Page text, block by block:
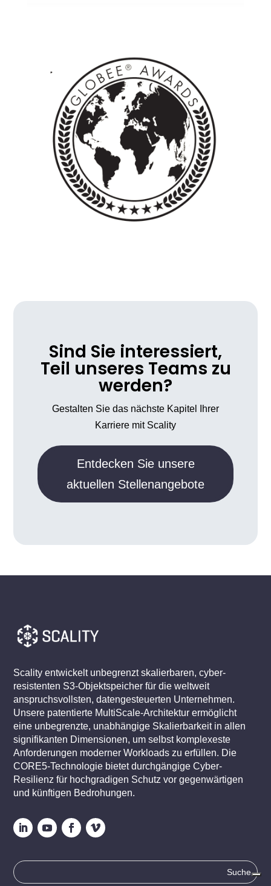
Sind Sie interessiert,
Teil unseres Teams zu
werden?
Gestalten Sie das nächste Kapitel Ihrer
Karriere mit Scality
Entdecken Sie unsere
aktuellen Stellenangebote
Scality entwickelt unbegrenzt skalierbaren, cyber-
resistenten S3-Objektspeicher für die weltweit
anspruchsvollsten, datengesteuerten Unternehmen.
Unsere patentierte MultiScale-Architektur ermöglicht
eine unbegrenzte, unabhängige Skalierbarkeit in allen
signifikanten Dimensionen, um selbst komplexeste
Anforderungen moderner Workloads zu erfüllen. Die
CORE5-Technologie bietet durchgängige Cyber-
Resilienz für hochgradigen Schutz vor gegenwärtigen
und künftigen Bedrohungen.
Suche